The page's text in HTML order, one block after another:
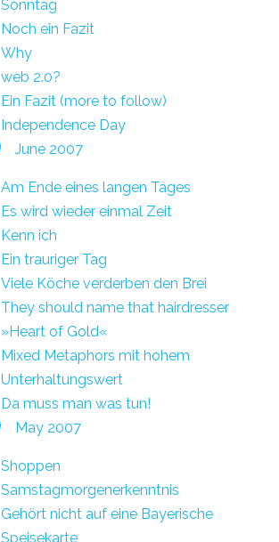
Sonntag
Noch ein Fazit
Why
web 2.0?
Ein Fazit (more to follow)
Independence Day
June 2007
Am Ende eines langen Tages
Es wird wieder einmal Zeit
Kenn ich
Ein trauriger Tag
Viele Köche verderben den Brei
They should name that hairdresser
»Heart of Gold«
Mixed Metaphors mit hohem
Unterhaltungswert
Da muss man was tun!
May 2007
Shoppen
Samstagmorgenerkenntnis
Gehört nicht auf eine Bayerische
Speisekarte